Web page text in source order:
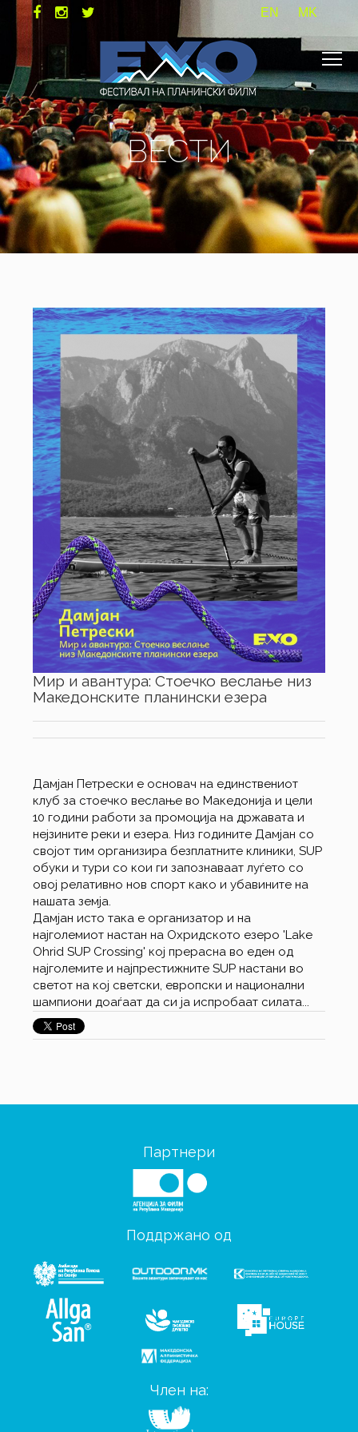
EN MK
ВЕСТИ
Мир и авантура: Стоечко веслање низ
Македонските планински езера
Дамјан Петрески е основач на единствениот
клуб за стоечко веслање во Македонија и цели
10 години работи за промоција на државата и
нејзините реки и езера. Низ годините Дамјан со
својот тим организира безплатните клиники, SUP
обуки и тури со кои ги запознаваат луѓето со
овој релативно нов спорт како и убавините на
нашата земја.
Дамјан исто така е организатор и на
најголемиот настан на Охридското езеро 'Lake
Ohrid SUP Crossing' кој прерасна во еден од
најголемите и најпрестижните SUP настани во
светот на кој светски, европски и национални
шампиони доаѓаат да си ја испробаат силата...
Партнери
Поддржано од
Член на: